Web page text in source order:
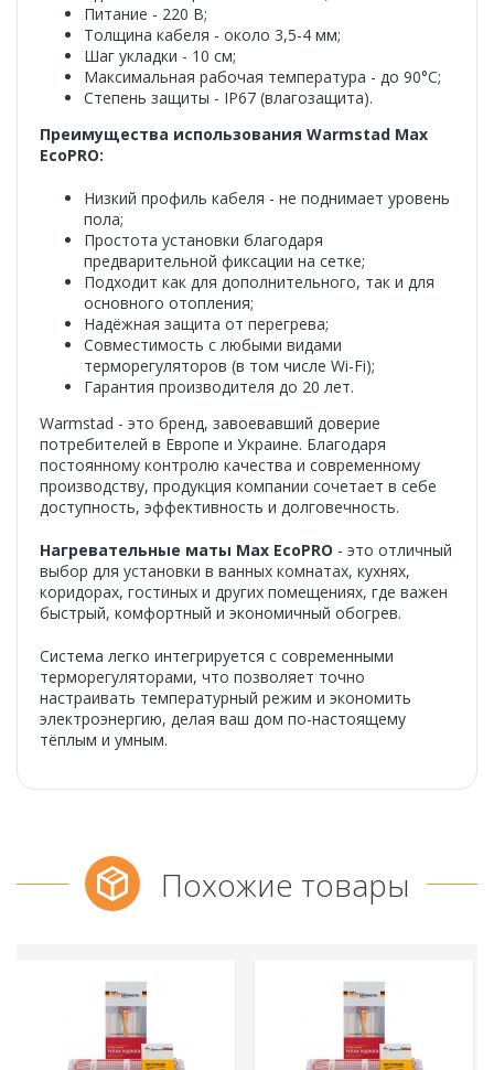
Питание - 220 В;
Толщина кабеля - около 3,5-4 мм;
Шаг укладки - 10 см;
Максимальная рабочая температура - до 90°C;
Степень защиты - IP67 (влагозащита).
Преимущества использования Warmstad Max
EcoPRO:
Низкий профиль кабеля - не поднимает уровень
пола;
Простота установки благодаря
предварительной фиксации на сетке;
Подходит как для дополнительного, так и для
основного отопления;
Надёжная защита от перегрева;
Совместимость с любыми видами
терморегуляторов (в том числе Wi-Fi);
Гарантия производителя до 20 лет.
Warmstad - это бренд, завоевавший доверие
потребителей в Европе и Украине. Благодаря
постоянному контролю качества и современному
производству, продукция компании сочетает в себе
доступность, эффективность и долговечность.
Нагревательные маты Max EcoPRO - это отличный
выбор для установки в ванных комнатах, кухнях,
коридорах, гостиных и других помещениях, где важен
быстрый, комфортный и экономичный обогрев.
Система легко интегрируется с современными
терморегуляторами, что позволяет точно
настраивать температурный режим и экономить
электроэнергию, делая ваш дом по-настоящему
тёплым и умным.
Похожие товары